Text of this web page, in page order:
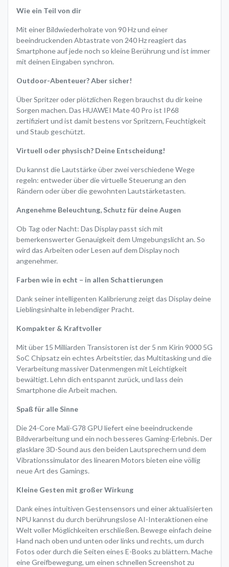
Wie ein Teil von dir
Mit einer Bildwiederholrate von 90 Hz und einer
beeindruckenden Abtastrate von 240 Hz reagiert das
Smartphone auf jede noch so kleine Berührung und ist immer
mit deinen Eingaben synchron.
Outdoor-Abenteuer? Aber sicher!
Über Spritzer oder plötzlichen Regen brauchst du dir keine
Sorgen machen. Das HUAWEI Mate 40 Pro ist IP68
zertifiziert und ist damit bestens vor Spritzern, Feuchtigkeit
und Staub geschützt.
Virtuell oder physisch? Deine Entscheidung!
Du kannst die Lautstärke über zwei verschiedene Wege
regeln: entweder über die virtuelle Steuerung an den
Rändern oder über die gewohnten Lautstärketasten.
Angenehme Beleuchtung, Schutz für deine Augen
Ob Tag oder Nacht: Das Display passt sich mit
bemerkenswerter Genauigkeit dem Umgebungslicht an. So
wird das Arbeiten oder Lesen auf dem Display noch
angenehmer.
Farben wie in echt – in allen Schattierungen
Dank seiner intelligenten Kalibrierung zeigt das Display deine
Lieblingsinhalte in lebendiger Pracht.
Kompakter & Kraftvoller
Mit über 15 Milliarden Transistoren ist der 5 nm Kirin 9000 5G
SoC Chipsatz ein echtes Arbeitstier, das Multitasking und die
Verarbeitung massiver Datenmengen mit Leichtigkeit
bewältigt. Lehn dich entspannt zurück, und lass dein
Smartphone die Arbeit machen.
Spaß für alle Sinne
Die 24-Core Mali-G78 GPU liefert eine beeindruckende
Bildverarbeitung und ein noch besseres Gaming-Erlebnis. Der
glasklare 3D-Sound aus den beiden Lautsprechern und dem
Vibrationssimulator des linearen Motors bieten eine völlig
neue Art des Gamings.
Kleine Gesten mit großer Wirkung
Dank eines intuitiven Gestensensors und einer aktualisierten
NPU kannst du durch berührungslose AI-Interaktionen eine
Welt voller Möglichkeiten erschließen. Bewege einfach deine
Hand nach oben und unten oder links und rechts, um durch
Fotos oder durch die Seiten eines E-Books zu blättern. Mache
eine Greifbewegung, um einen schnellen Screenshot zu